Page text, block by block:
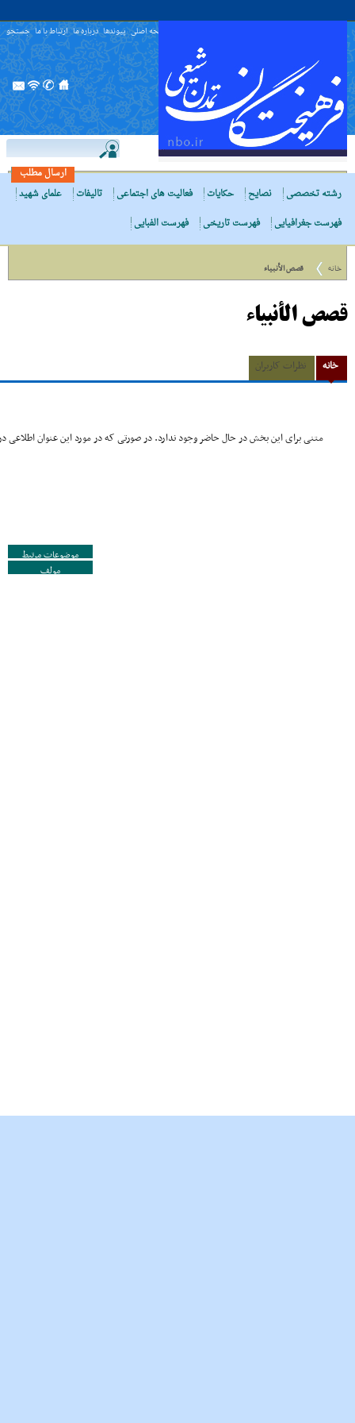
صفحه اصلی پیوندها درباره ما ارتباط با ما جستجو
ارسال مطلب
رشته تخصصی
نصایح حکایات فعالیت های اجتماعی تالیفات
علمای شهید
فهرست جغرافیایی
فهرست تاریخی فهرست الفبایی
خانه قصص الأنبیاء
قصص الأنبیاء
خانه نظرات کاربران
متنی برای این بخش در حال حاضر وجود ندارد. در صورتی که در مورد این عنوان اطلاعی
موضوعات مرتبط
مولف